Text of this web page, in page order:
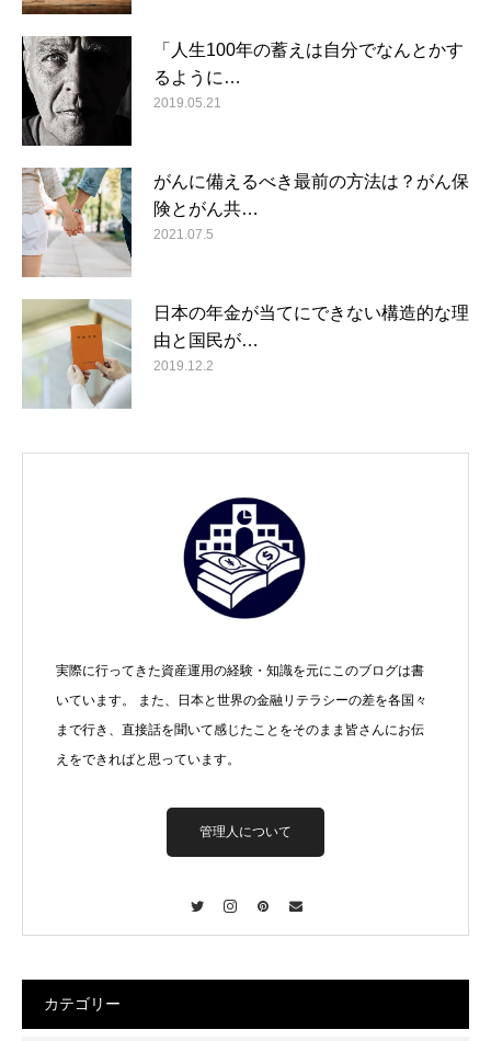
「人生100年の蓄えは自分でなんとかす
るように…
2019.05.21
がんに備えるべき最前の方法は？がん保
険とがん共…
2021.07.5
日本の年金が当てにできない構造的な理
由と国民が…
2019.12.2
実際に行ってきた資産運用の経験・知識を元にこのブログは書
いています。 また、日本と世界の金融リテラシーの差を各国々
まで行き、直接話を聞いて感じたことをそのまま皆さんにお伝
えをできればと思っています。
管理人について
カテゴリー